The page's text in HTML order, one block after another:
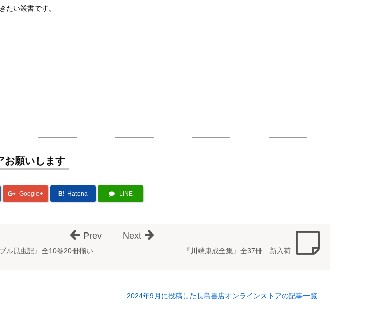
たい叢書です。
お願いします
Google+ B! Hatena LINE
『川端康成全集』全37冊 新入荷
Next
ル昆虫記』全10巻20冊揃い
Prev
2024年9月に投稿した長島書店オンラインストアの記事一覧